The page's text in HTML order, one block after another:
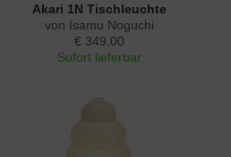
Akari 1N Tischleuchte
von Isamu Noguchi
€ 349,00
Sofort lieferbar